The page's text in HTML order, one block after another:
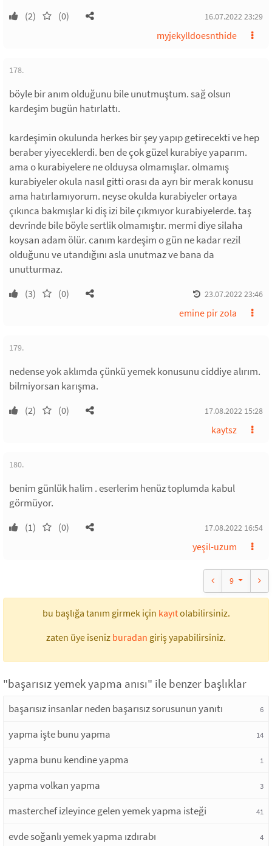
(2) (0) 16.07.2022 23:29
myjekylldoesnthide
178.
böyle bir anım olduğunu bile unutmuştum. sağ olsun
kardeşim bugün hatırlattı.
kardeşimin okulunda herkes bir şey yapıp getirecekti ve hep
beraber yiyeceklerdi. ben de çok güzel kurabiye yaparım.
ama o kurabiyelere ne olduysa olmamışlar. olmamış
kurabiyeler okula nasıl gitti orası da ayrı bir merak konusu
ama hatırlamıyorum. neyse okulda kurabiyeler ortaya
çıkınca bakmışlar ki diş izi bile çıkmıyor kurabiyelerde. taş
devrinde bile böyle sertlik olmamıştır. mermi diye silaha
koysan adam ölür. canım kardeşim o gün ne kadar rezil
olduğunu ve utandığını asla unutmaz ve bana da
unutturmaz.
(3) (0) 23.07.2022 23:46
emine pir zola
179.
nedense yok aklımda çünkü yemek konusunu ciddiye alırım.
bilmiyorsan karışma.
(2) (0) 17.08.2022 15:28
kaytsz
180.
benim günlük halim . eserlerim henüz toplumda kabul
görmüyor.
(1) (0) 17.08.2022 16:54
yeşil-uzum
9
bu başlığa tanım girmek için kayıtolabilirsiniz.
zaten üye iseniz buradan giriş yapabilirsiniz.
"başarısız yemek yapma anısı" ile benzer başlıklar
başarısız insanlar neden başarısız sorusunun yanıtı 6
yapma işte bunu yapma 14
yapma bunu kendine yapma 1
yapma volkan yapma 3
masterchef izleyince gelen yemek yapma isteği 41
evde soğanlı yemek yapma ızdırabı 4